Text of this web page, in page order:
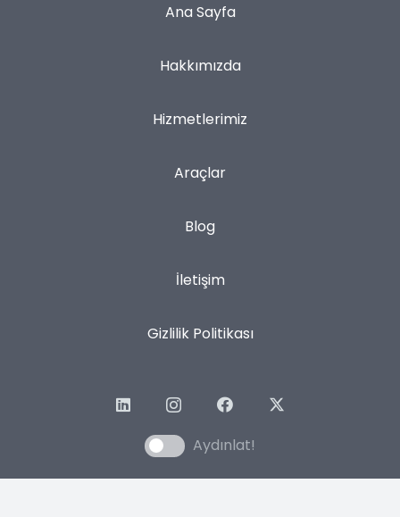
Ana Sayfa
Hakkımızda
Hizmetlerimiz
Araçlar
Blog
İletişim
Gizlilik Politikası
Aydınlat!